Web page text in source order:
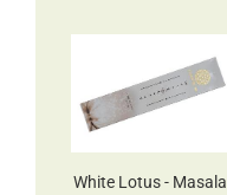
White Lotus - Masala